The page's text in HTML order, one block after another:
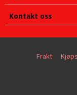
Kontakt oss
Frakt